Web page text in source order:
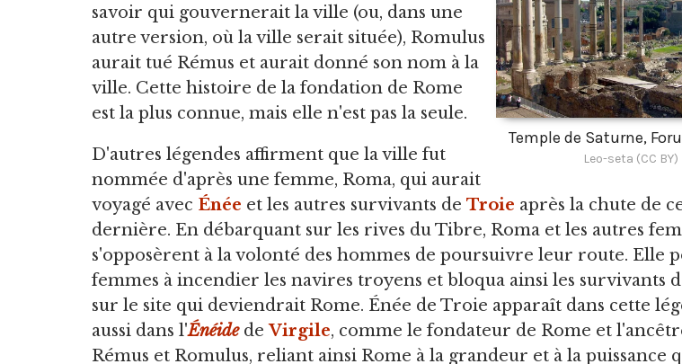
Temple de Saturne,
Leo-seta (CC BY)
savoir qui gouvernerait la ville (ou, dans une
autre version, où la ville serait située), Romulus
aurait tué Rémus et aurait donné son nom à la
ville. Cette histoire de la fondation de Rome
est la plus connue, mais elle n'est pas la seule.
D'autres légendes affirment que la ville fut
nommée d'après une femme, Roma, qui aurait
voyagé avec Énée et les autres survivants de Troie après la chute de
dernière. En débarquant sur les rives du Tibre, Roma et les autres
s'opposèrent à la volonté des hommes de poursuivre leur route. Elle
femmes à incendier les navires troyens et bloqua ainsi les survivants
sur le site qui deviendrait Rome. Énée de Troie apparaît dans cette
aussi dans l'ÉnéidedeVirgile, comme le fondateur de Rome et
Rémus et Romulus, reliant ainsi Rome à la grandeur et à la puissance